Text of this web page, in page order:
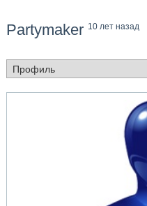
Partymaker 10 лет назад